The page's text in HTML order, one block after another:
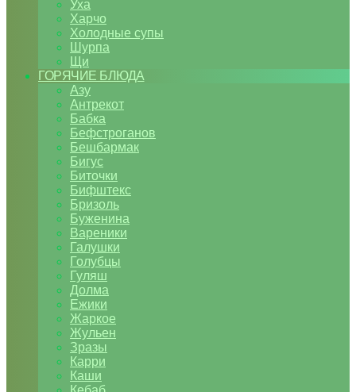
Уха
Харчо
Холодные супы
Шурпа
Щи
ГОРЯЧИЕ БЛЮДА
Азу
Антрекот
Бабка
Бефстроганов
Бешбармак
Бигус
Биточки
Бифштекс
Бризоль
Буженина
Вареники
Галушки
Голубцы
Гуляш
Долма
Ежики
Жаркое
Жульен
Зразы
Карри
Каши